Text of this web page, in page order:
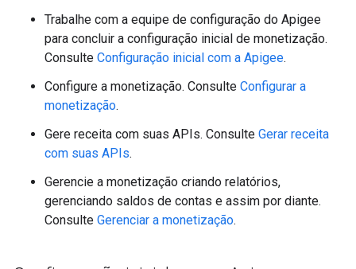
Trabalhe com a equipe de configuração do Apigee
para concluir a configuração inicial de monetização.
Consulte Configuração inicial com a Apigee.
Configure a monetização. Consulte Configurar a
monetização.
Gere receita com suas APIs. Consulte Gerar receita
com suas APIs.
Gerencie a monetização criando relatórios,
gerenciando saldos de contas e assim por diante.
Consulte Gerenciar a monetização.